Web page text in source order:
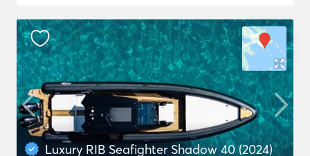
Luxury RIB Seafighter Shadow 40 (2024)